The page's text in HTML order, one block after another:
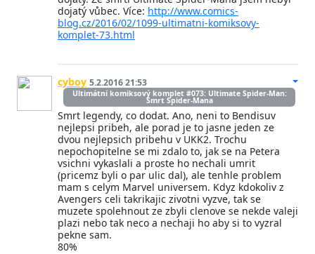
dojatý vůbec. Více: http://www.comics-
blog.cz/2016/02/1099-ultimatni-komiksovy-
komplet-73.html
cyboy 5.2.2016 21:53
Ultimátní komiksový komplet #073: Ultimate Spider-Man:
Smrt Spider-Mana
Smrt legendy, co dodat. Ano, neni to Bendisuv
nejlepsi pribeh, ale porad je to jasne jeden ze
dvou nejlepsich pribehu v UKK2. Trochu
nepochopitelne se mi zdalo to, jak se na Petera
vsichni vykaslali a proste ho nechali umrit
(pricemz byli o par ulic dal), ale tenhle problem
mam s celym Marvel universem. Kdyz kdokoliv z
Avengers celi takrikajic zivotni vyzve, tak se
muzete spolehnout ze zbyli clenove se nekde valeji
plazi nebo tak neco a nechaji ho aby si to vyzral
pekne sam.
80%